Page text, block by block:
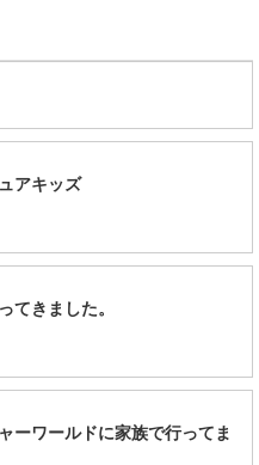
アキッズ
てきました。
ーワールドに家族で行ってま